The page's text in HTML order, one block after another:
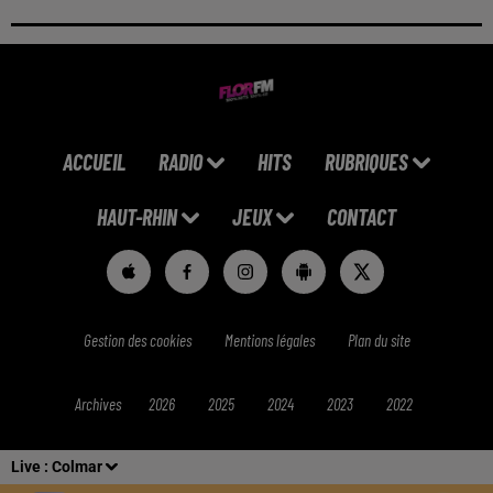
Live : Colmar
ACCUEIL RADIO HITS RUBRIQUES
HAUT-RHIN JEUX CONTACT
Gestion des cookies Mentions légales Plan du site
Archives 2026 2025 2024 2023 2022